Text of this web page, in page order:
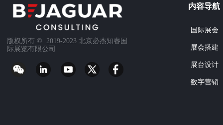
版权所有 ©  2019-2023 北京必杰知睿国
际展览有限公司
内容导航
国际展会
展会搭建
展台设计
数字营销